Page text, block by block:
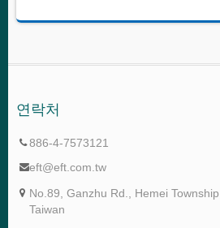
연락처
886-4-7573121
eft@eft.com.tw
No.89, Ganzhu Rd., Hemei
Taiwan